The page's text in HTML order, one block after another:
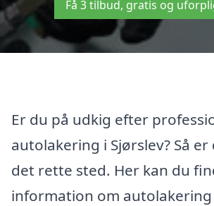
Få 3 tilbud, gratis og
Er du på udkig efter
autolakering i Sjørslev? Så
det rette sted. Her kan du
information om